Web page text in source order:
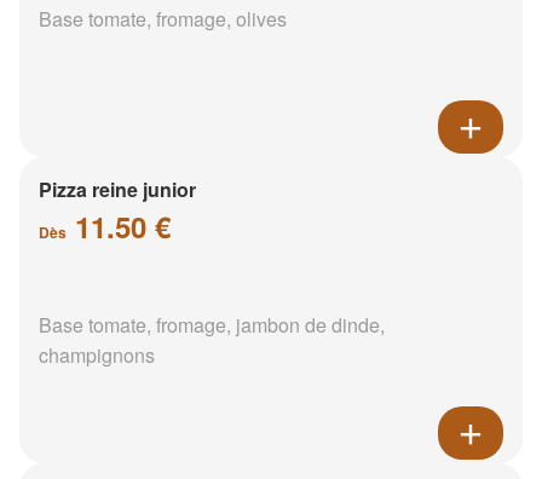
Base tomate, fromage, olives
Pizza reine junior
Dès 11.50 €
Base tomate, fromage, jambon de dinde,
champignons